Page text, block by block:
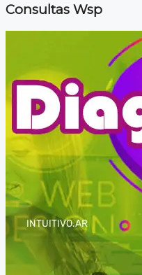
Consultas Wsp